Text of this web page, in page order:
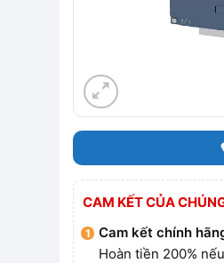
CAM KẾT CỦA
Cam kết chính
Hoàn tiền 200%